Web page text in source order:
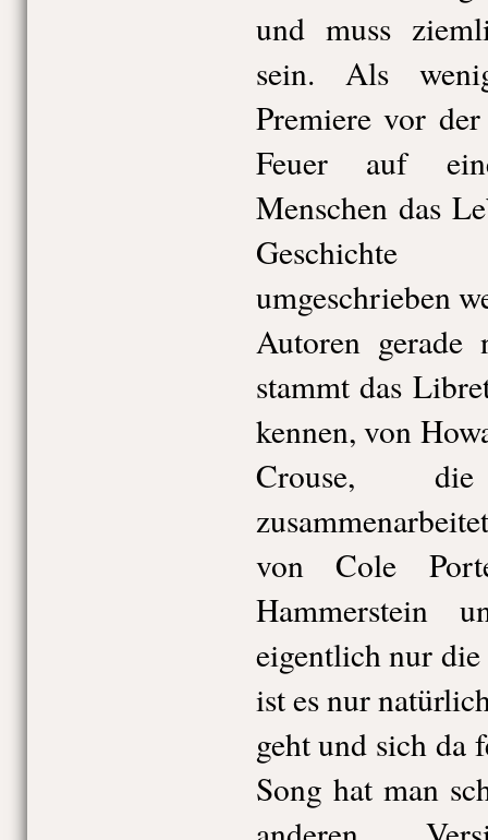
und muss
sein. Als
Premiere vor
Feuer auf
Menschen das
Geschichte
umgeschrieben
Autoren gerade
stammt das
kennen, von
Crouse,
von Cole
Hammerstein
eigentlich nur
ist es nur
geht und sich da
Song hat man